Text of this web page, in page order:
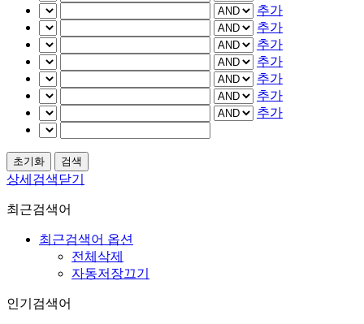
추가
추가
추가
추가
추가
추가
추가
상세검색닫기
최근검색어
최근검색어 옵션
전체삭제
자동저장끄기
인기검색어